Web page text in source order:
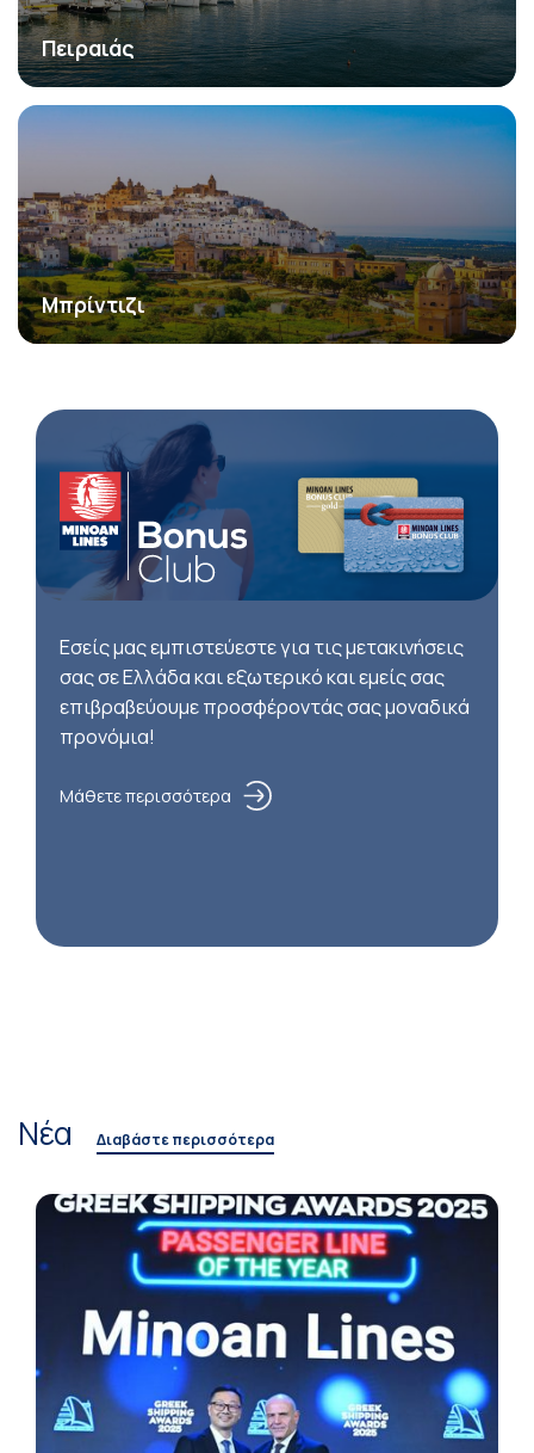
Πειραιάς
Μπρίντιζι
Εσείς μας εμπιστεύεστε για τις μετακινήσεις
σας σε Ελλάδα και εξωτερικό και εμείς σας
επιβραβεύουμε προσφέροντάς σας μοναδικά
προνόμια!
Μάθετε περισσότερα
Νέα Διαβάστε περισσότερα